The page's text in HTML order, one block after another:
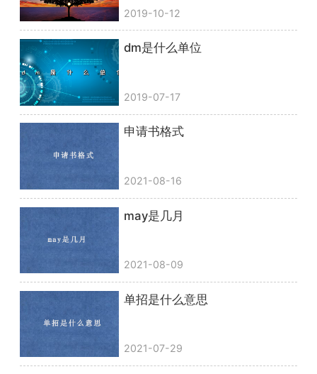
2019-10-12
dm是什么单位
2019-07-17
申请书格式
2021-08-16
may是几月
2021-08-09
单招是什么意思
2021-07-29